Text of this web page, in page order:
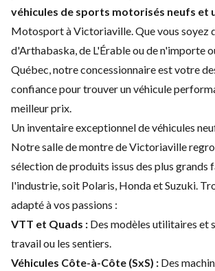
véhicules de sports motorisés neufs et
Motosport à Victoriaville. Que vous soyez
d'Arthabaska, de L'Érable ou de n'importe
Québec, notre concessionnaire est votre
confiance pour trouver un véhicule
meilleur prix.
Un inventaire exceptionnel de véhicules
Notre salle de montre de Victoriaville
sélection de produits issus des plus grands
l'industrie, soit Polaris, Honda et Suzuki.
adapté à vos passions :
VTT et Quads : Des modèles utilitaires et
travail ou les sentiers.
Véhicules Côte-à-Côte (SxS) : Des